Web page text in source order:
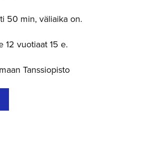
50 min, väliaika on.
12 vuotiaat 15 e.
Tanssiopisto